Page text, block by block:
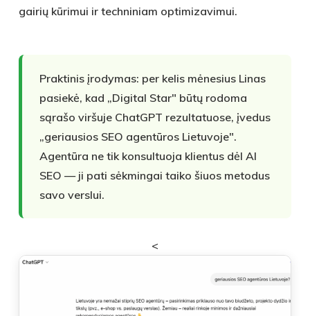
gairių kūrimui ir techniniam optimizavimui.
Praktinis įrodymas: per kelis mėnesius Linas
pasiekė, kad „Digital Star" būtų rodoma
sąrašo viršuje ChatGPT rezultatuose, įvedus
„geriausios SEO agentūros Lietuvoje".
Agentūra ne tik konsultuoja klientus dėl AI
SEO — ji pati sėkmingai taiko šiuos metodus
savo verslui.
<